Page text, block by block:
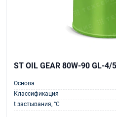
ST OIL GEAR 80W-90 GL-4/5
Основа
Классификация
t застывания, °С